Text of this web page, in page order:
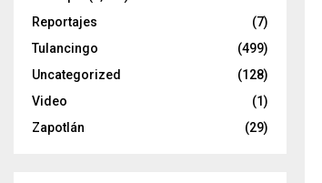
Reportajes
(7)
Tulancingo
(499)
Uncategorized
(128)
Video
(1)
Zapotlán
(29)